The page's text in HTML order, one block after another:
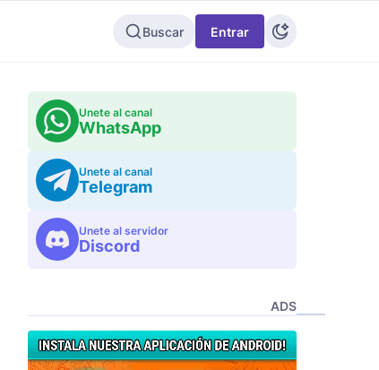
Buscar Entrar
Unete al canal
WhatsApp
Unete al canal
Telegram
Unete al servidor
Discord
ADS